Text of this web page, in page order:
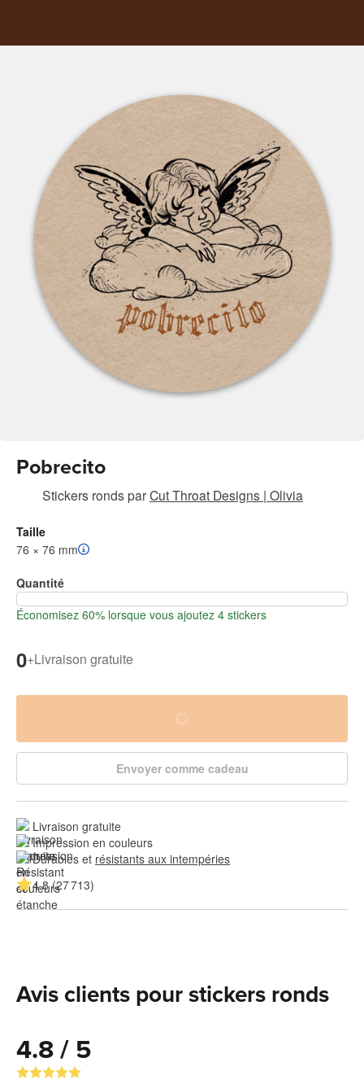
Pobrecito
Stickers rondsparCut Throat Designs | Olivia
Taille
76 × 76 mm
Quantité
Économisez 60% lorsque vous ajoutez 4 stickers
0+Livraison gratuite
Envoyer comme cadeau
Livraison gratuite
Impression en couleurs
Durables et résistants aux intempéries
4.8 (27 713)
Avis clients pour stickers ronds
4.8 / 5